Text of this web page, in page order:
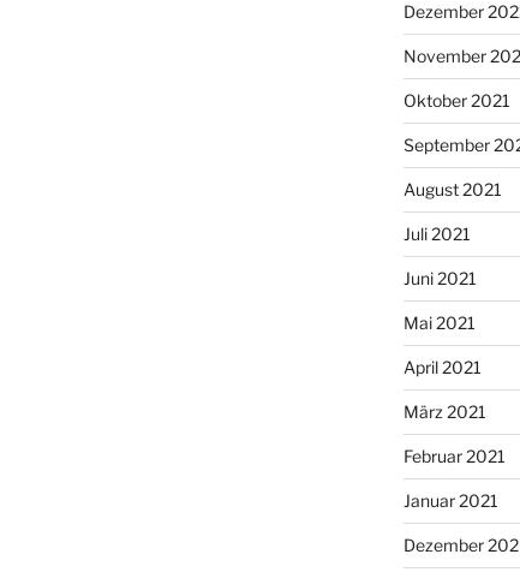
Dezember
November
Oktober 2021
September
August 2021
Juli 2021
Juni 2021
Mai 2021
April 2021
März 2021
Februar 2021
Januar 2021
Dezember